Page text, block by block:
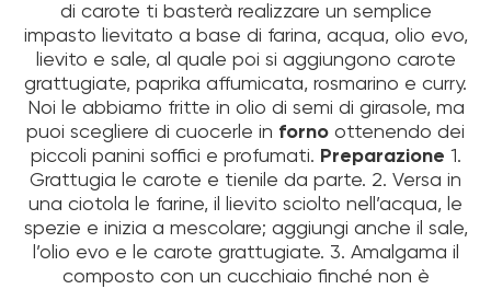
di carote ti basterà realizzare un semplice
impasto lievitato a base di farina, acqua, olio evo,
lievito e sale, al quale poi si aggiungono carote
grattugiate, paprika affumicata, rosmarino e curry.
Noi le abbiamo fritte in olio di semi di girasole, ma
puoi scegliere di cuocerle in forno ottenendo dei
piccoli panini soffici e profumati. Preparazione 1.
Grattugia le carote e tienile da parte. 2. Versa in
una ciotola le farine, il lievito sciolto nell’acqua, le
spezie e inizia a mescolare; aggiungi anche il sale,
l’olio evo e le carote grattugiate. 3. Amalgama il
composto con un cucchiaio finché non è